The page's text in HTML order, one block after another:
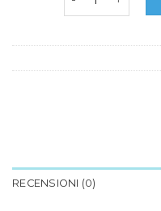
RECENSIONI (0)